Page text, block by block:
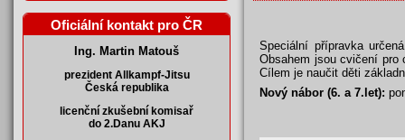
Speciální přípravka
Obsahem jsou cvičení pro
Cílem je naučit děti
Nový nábor (6. a 7.let):
Oficiální kontakt pro ČR
Ing. Martin Matouš
prezident Allkampf-Jitsu
Česká republika
licenční zkušební komisař
do 2.Danu AKJ